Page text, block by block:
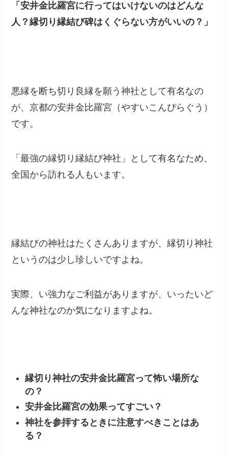
「安井金比羅宮に行ってはいけないのはどんな
人？縁切り縁結び碑はくぐらない方がいいの？」
悪縁を断ち切り良縁を願う神社として有名なの
が、京都の安井金比羅宮（やすいこんぴらぐう）
です。
「最強の縁切り縁結び神社」として有名なため、
全国から訪れる人もいます。
縁結びの神社はたくさんありますが、縁切り神社
というのは少し珍しいですよね。
実際、い強力なご利益がありますが、いったいど
んな神社なのか気になりますよね。
縁切り神社の安井金比羅宮って怖い場所な
の？
安井金比羅宮の効果ってすごい？
神社を参拝するときに注意すべきことはあ
る？